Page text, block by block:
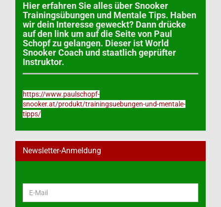
Hier erfahren Sie alles über Snooker
Trainingsübungen und Mentale Tips. Haben
wir dein Interesse geweckt? Dann drücke
auf den link um auf die Seite von Paul
Schopf zu gelangen. Dieser ist World
Snooker Coach und staatlich geprüfter
Instruktor.
https://www.paulschopf-
snooker.at/produkt/trainingsuebungen-und-mentale-
tipps/
Newsletter-Anmeldung
ZUR
E-
Mail